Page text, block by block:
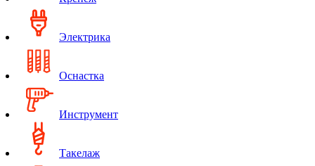
Электрика
Оснастка
Инструмент
Такелаж